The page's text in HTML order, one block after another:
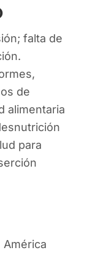
falta de
de
alimentaria
para